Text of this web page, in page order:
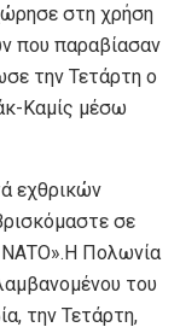
στη χρήση
που παραβίασαν
την Τετάρτη ο
Καμίς μέσω
εχθρικών
σε
ΝΑΤΟ».Η Πολωνία
του
την Τετάρτη,